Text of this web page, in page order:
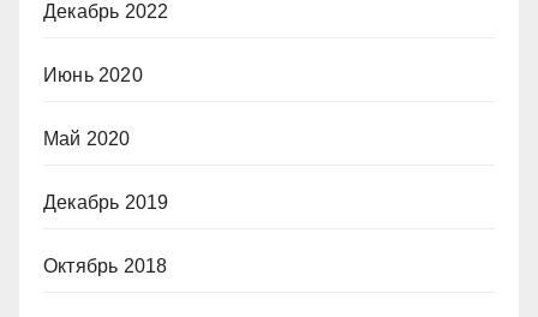
Декабрь 2022
Июнь 2020
Май 2020
Декабрь 2019
Октябрь 2018